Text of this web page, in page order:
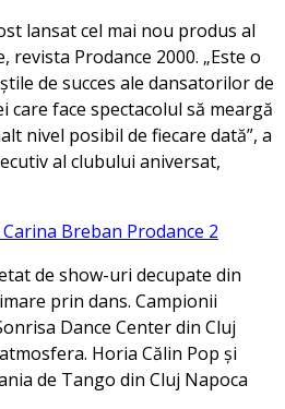
lansat cel mai nou produs al
revista Prodance 2000. „Este o
de succes ale dansatorilor de
care face spectacolul să meargă
nivel posibil de fiecare dată”, a
al clubului aniversat,
de show-uri decupate din
prin dans. Campionii
Dance Center din Cluj
Horia Călin Pop şi
de Tango din Cluj Napoca